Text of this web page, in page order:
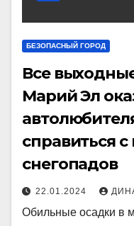
БЕЗОПАСНЫЙ ГОРОД
Все
Марий Эл
справиться
снегопадов
22.01.2024
Обильные осадки в